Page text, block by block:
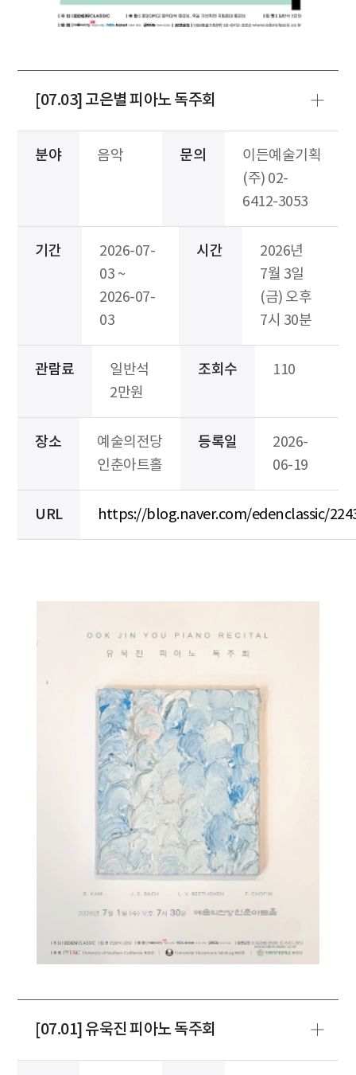
[07.03] 고은별 피아노 독주회
분야 음악 문의
이든예술기획
(주) 02-
6412-3053
기간
2026-07-
03 ~
2026-07-
03
시간
2026년
7월 3일
(금) 오후
7시 30분
관람료
일반석
2만원
조회수 110
장소
예술의전당
인춘아트홀
등록일
2026-
06-19
URL https://blog.naver.com/edenclassic/
[07.01] 유욱진 피아노 독주회